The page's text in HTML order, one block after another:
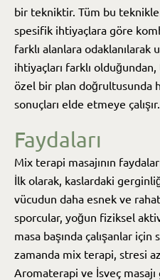
bir tekniktir. Tüm bu
spesifik ihtiyaçlara göre
farklı alanlara odaklanılarak
ihtiyaçları farklı
özel bir plan doğrultusunda
sonuçları elde etmeye çalışır.
Faydaları
Mix terapi masajının
İlk olarak, kaslardaki
vücudun daha esnek ve
sporcular, yoğun fiziksel
masa başında çalışanlar için
zamanda mix terapi, stresi
Aromaterapi ve İsveç